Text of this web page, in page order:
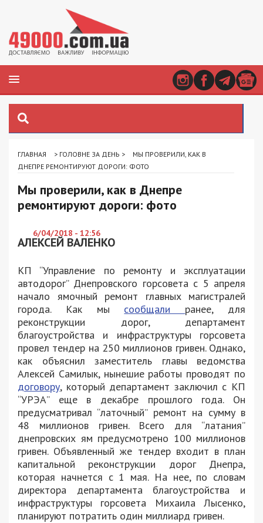
ГЛАВНАЯ > ГОЛОВНЕ ЗА ДЕНЬ >
МЫ ПРОВЕРИЛИ, КАК В
ДНЕПРЕ РЕМОНТИРУЮТ ДОРОГИ: ФОТО
Мы проверили, как в Днепре
ремонтируют дороги: фото
6/04/2018 - 12:56
АЛЕКСЕЙ ВАЛЕНКО
КП “Управление по ремонту и эксплуатации
автодорог” Днепровского горсовета с 5 апреля
начало ямочный ремонт главных магистралей
города. Как мы сообщали ранее, для
реконструкции дорог, департамент
благоустройства и инфраструктуры горсовета
провел тендер на 250 миллионов гривен. Однако,
как объяснил заместитель главы ведомства
Алексей Самилык, нынешие работы проводят по
договору, который департамент заключил с КП
“УРЭА” еще в декабре прошлого года. Он
предусматривал “латочный” ремонт на сумму в
48 миллионов гривен. Всего для “латания”
днепровских ям предусмотрено 100 миллионов
гривен. Объявленный же тендер входит в план
капитальной реконструкции дорог Днепра,
которая начнется с 1 мая. На нее, по словам
директора департамента благоустройства и
инфраструктуры горсовета Михаила Лысенко,
планируют потратить один миллиард гривен.